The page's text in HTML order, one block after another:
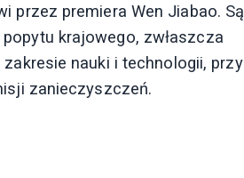
przez premiera Wen Jiabao. Są
krajowego, zwłaszcza
nauki i technologii, przy
zanieczyszczeń.